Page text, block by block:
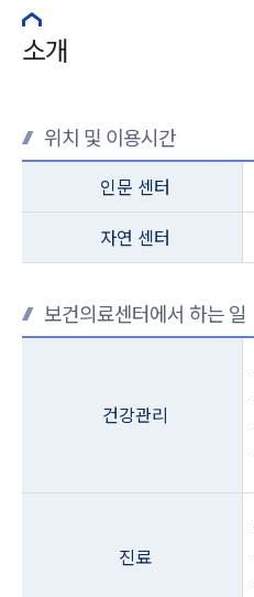
소개
위치 및 이용시간
인문 센터
자연 센터
보건의료센터에서 하는 일
건강관리
진료